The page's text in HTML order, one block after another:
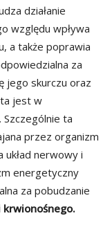
działanie
względu wpływa
a także poprawia
za
jego skurczu oraz
jest w
ta
przez organizm
układ nerwowy i
energetyczny
za pobudzanie
krwionośnego.